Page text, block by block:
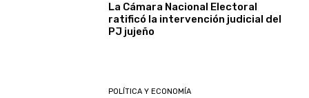
La Cámara Nacional Electoral
ratificó la intervención judicial del
PJ jujeño
POLÍTICA Y ECONOMÍA